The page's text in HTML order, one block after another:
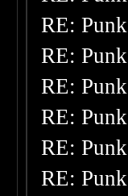
RE: Punk
RE: Punk
RE: Punk
RE: Punk
RE: Punk
RE: Punk